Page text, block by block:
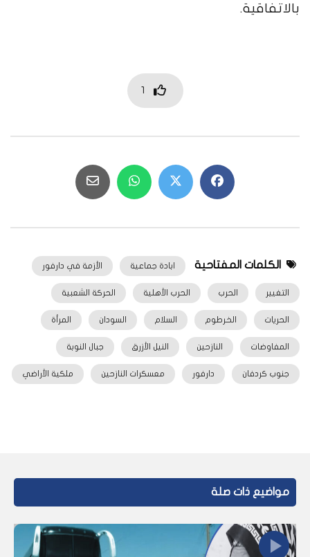
بالاتفاقية.
1
الكلمات المفتاحية ابادة جماعية الأزمة في دارفور
التغيير الحرب الحرب الأهلية الحركة الشعبية
الحريات الخرطوم السلام السودان المرأة
المفاوضات النازحين النيل الأزرق جبال النوبة
جنوب كردفان دارفور معسكرات النازحين ملكية الأراضي
مواضيع ذات صلة